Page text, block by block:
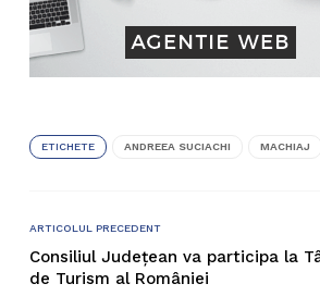
ETICHETE ANDREEA SUCIACHI MACHIAJ
ARTICOLUL PRECEDENT
Consiliul Județean va participa la
de Turism al României